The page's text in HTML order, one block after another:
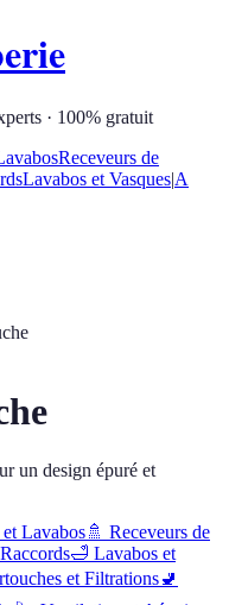
· 100% gratuit
Receveurs de
Lavabos et Vasques|A
un design épuré et
Lavabos🚿 Receveurs de
🛁 Lavabos et
et Filtrations🚽